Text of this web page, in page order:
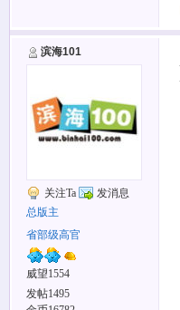
滨海101
关注Ta
发消息
总版主
省部级高官
威望1554
发帖1495